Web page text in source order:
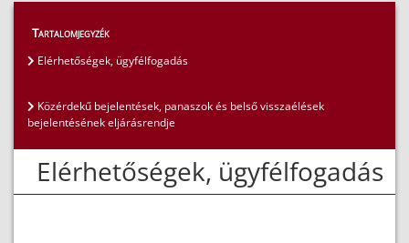
Lakosság >
Tartalomjegyzék
Elérhetőségek, ügyfélfogadás
Közérdekű bejelentések, panaszok és belső visszaélések
bejelentésének eljárásrendje
Elérhetőségek, ügyfélfogadás